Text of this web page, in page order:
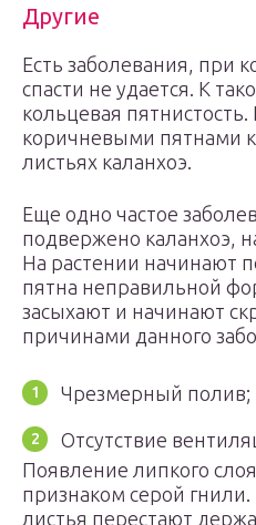
Другие
Есть заболевания, при
спасти не удается. К
кольцевая
коричневыми пятнами
листьях каланхоэ.
Еще одно частое
подвержено каланхоэ,
На растении начинают
пятна неправильной
засыхают и начинают
причинами данного
Чрезмерный полив;
Отсутствие
Появление липкого
признаком серой
листья перестают